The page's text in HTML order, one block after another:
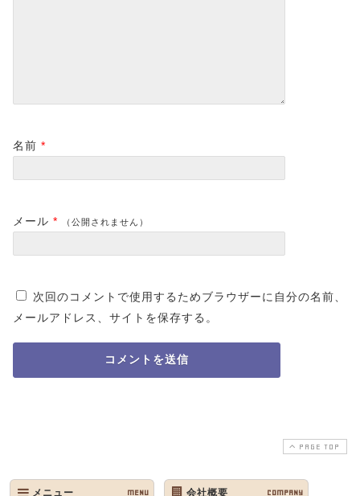
名前 *
メール * （公開されません）
次回のコメントで使用するためブラウザーに自分の名前、
メールアドレス、サイトを保存する。
PAGE TOP
メニュー MENU 会社概要 COMPANY